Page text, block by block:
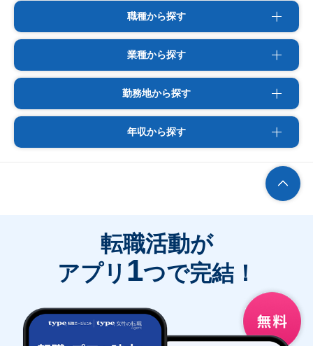
職種から探す
業種から探す
勤務地から探す
年収から探す
転職活動が
アプリ 1つで完結！